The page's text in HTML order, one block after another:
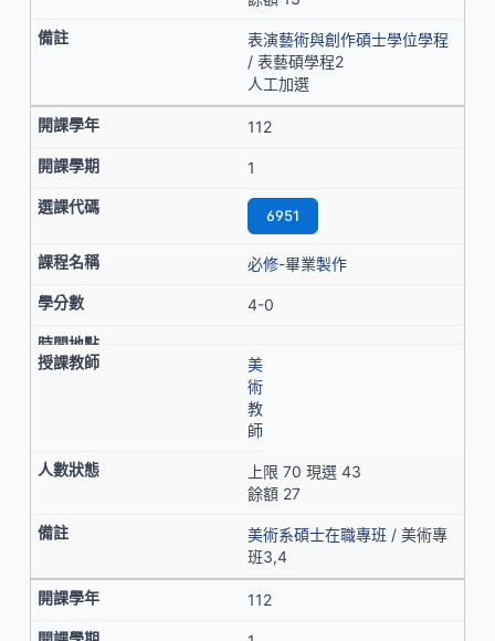
表演藝術與創作碩士學位學程
/ 表藝碩學程2
人工加選
112
1
6951
必修-畢業製作
4-0
美
術
教
師
上限 70 現選 43
餘額 27
美術系碩士在職專班 / 美術專
班3,4
112